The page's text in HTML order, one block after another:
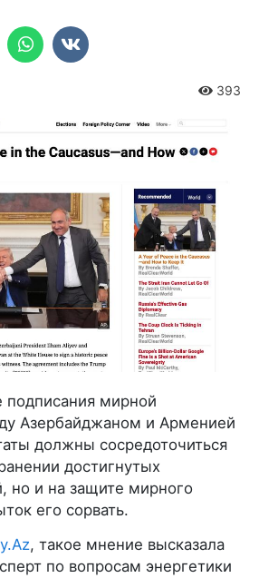
393
подписания мирной
Азербайджаном и Арменией
должны сосредоточиться
достигнутых
но и на защите мирного
его сорвать.
, такое мнение высказала
по вопросам энергетики